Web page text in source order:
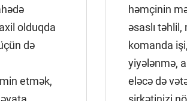
olduqda
də
etmək,
həmçinin
əsaslı təhlil,
komanda
yiyələnmə,
eləcə də